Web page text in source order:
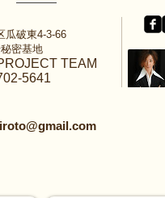
瓜破東4-3-66
基地
TEAM
5641